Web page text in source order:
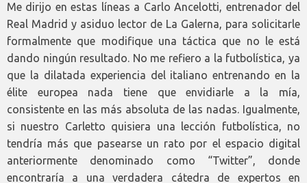
Me dirijo en estas líneas a Carlo Ancelotti, entrenador del
Real Madrid y asiduo lector de La Galerna, para solicitarle
formalmente que modifique una táctica que no le está
dando ningún resultado. No me refiero a la futbolística, ya
que la dilatada experiencia del italiano entrenando en la
élite europea nada tiene que envidiarle a la mía,
consistente en las más absoluta de las nadas. Igualmente,
si nuestro Carletto quisiera una lección futbolística, no
tendría más que pasearse un rato por el espacio digital
anteriormente denominado como “Twitter”, donde
encontraría a una verdadera cátedra de expertos en